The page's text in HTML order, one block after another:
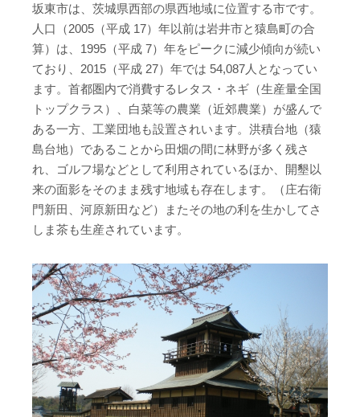
坂東市は、茨城県西部の県西地域に位置する市です。
人口（2005（平成 17）年以前は岩井市と猿島町の合
算）は、1995（平成 7）年をピークに減少傾向が続い
ており、2015（平成 27）年では 54,087人となってい
ます。首都圏内で消費するレタス・ネギ（生産量全国
トップクラス）、白菜等の農業（近郊農業）が盛んで
ある一方、工業団地も設置されいます。洪積台地（猿
島台地）であることから田畑の間に林野が多く残さ
れ、ゴルフ場などとして利用されているほか、開墾以
来の面影をそのまま残す地域も存在します。（庄右衛
門新田、河原新田など）またその地の利を生かしてさ
しま茶も生産されています。